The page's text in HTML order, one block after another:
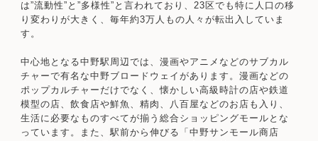
は”流動性”と”多様性”と言われており、23区でも特に人口の移
り変わりが大きく、毎年約3万人もの人々が転出入していま
す。
中心地となる中野駅周辺では、漫画やアニメなどのサブカル
チャーで有名な中野ブロードウェイがあります。漫画などの
ポップカルチャーだけでなく、懐かしい高級時計の店や鉄道
模型の店、飲食店や鮮魚、精肉、八百屋などのお店も入り、
生活に必要なものすべてが揃う総合ショッピングモールとな
っています。また、駅前から伸びる「中野サンモール商店